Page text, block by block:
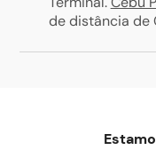
de distância de